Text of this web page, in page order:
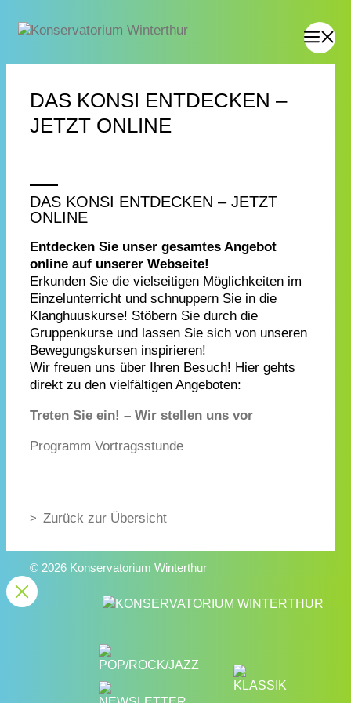
DAS KONSI ENTDECKEN –
JETZT ONLINE
DAS KONSI ENTDECKEN – JETZT
ONLINE
Entdecken Sie unser gesamtes Angebot
online auf unserer Webseite!
Erkunden Sie die vielseitigen Möglichkeiten im
Einzelunterricht und schnuppern Sie in die
Klanghuuskurse! Stöbern Sie durch die
Gruppenkurse und lassen Sie sich von unseren
Bewegungskursen inspirieren!
Wir freuen uns über Ihren Besuch! Hier gehts
direkt zu den vielfältigen Angeboten:
Treten Sie ein! – Wir stellen uns vor
Programm Vortragsstunde
Zurück zur Übersicht
© 2026 Konservatorium Winterthur